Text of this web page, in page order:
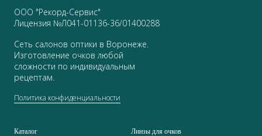
ООО "Рекорд-Сервис"
Лицензия №Л041-01136-36/01400288
Сеть салонов оптики в Воронеже.
Изготовление очков любой
сложности по индивидуальным
рецептам.
Политика конфиденциальности
Каталог Линзы для очков